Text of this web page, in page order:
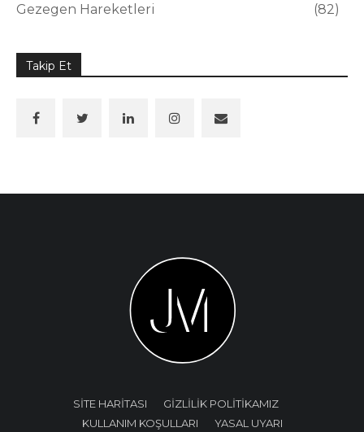
Gezegen Hareketleri 82
Takip Et
SİTE HARİTASI
GİZLİLİK POLİTİKAMIZ
KULLANIM KOŞULLARI
YASAL UYARI